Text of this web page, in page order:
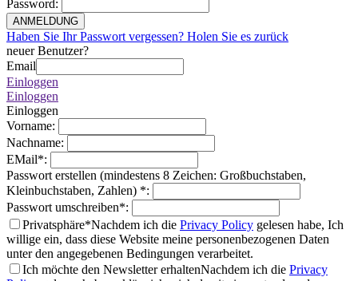
Password:
ANMELDUNG
Haben Sie Ihr Passwort vergessen? Holen Sie es zurück
neuer Benutzer?
Email
Einloggen
Einloggen
Einloggen
Vorname:
Nachname:
EMail*:
Passwort erstellen (mindestens 8 Zeichen: Großbuchstaben,
Kleinbuchstaben, Zahlen) *:
Passwort umschreiben*:
Privatsphäre*Nachdem ich die Privacy Policy gelesen habe, Ich
willige ein, dass diese Website meine personenbezogenen Daten
unter den angegebenen Bedingungen verarbeitet.
Ich möchte den Newsletter erhaltenNachdem ich die Privacy